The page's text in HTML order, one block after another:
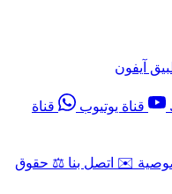
آيفون
قناة يوتيوب
قناة
✉️ اتصل بنا ⚖️ حقوق